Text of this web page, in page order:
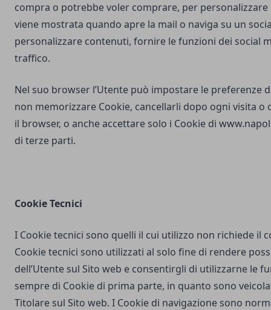
compra o potrebbe voler comprare, per
viene mostrata quando apre la mail o naviga su un
personalizzare contenuti, fornire le funzioni dei social
traffico.
Nel suo browser l’Utente può impostare le preferenze
non memorizzare Cookie, cancellarli dopo ogni visita o
il browser, o anche accettare solo i Cookie di
di terze parti.
Cookie Tecnici
I Cookie tecnici sono quelli il cui utilizzo non richiede il
Cookie tecnici sono utilizzati al solo fine di rendere
dell’Utente sul Sito web e consentirgli di utilizzarne le
sempre di Cookie di prima parte, in quanto sono
Titolare sul Sito web. I Cookie di navigazione sono